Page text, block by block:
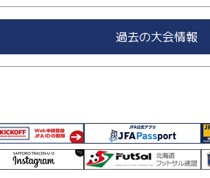
過去の大会情報